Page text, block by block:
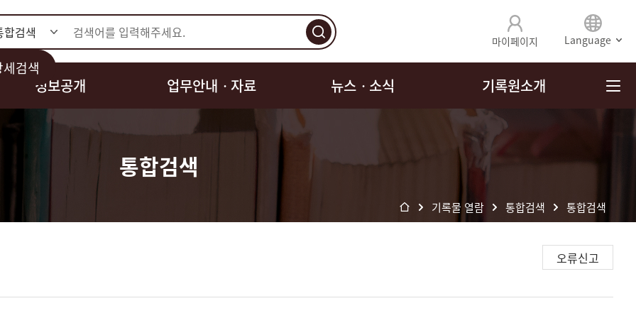
색
검색
마이페이지 Language
정보공개 업무안내ㆍ자료 뉴스ㆍ소식 기록원소개
통합검색
기록물 열람 통합검색 통합검색
오류신고